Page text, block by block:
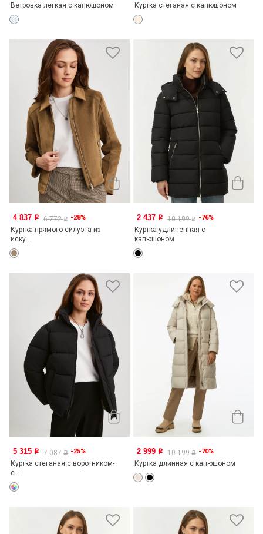
Ветровка легкая с капюшоном Куртка стеганая с капюшоном
4 837 o 6 772o -28%
Куртка прямого силуэта из
иску...
2 437 o 10 199o -76%
Куртка удлиненная с
капюшоном
5 315 o 7 087o -25%
Куртка стеганая с воротником-
с...
2 999 o 10 199o -70%
Куртка длинная с капюшоном